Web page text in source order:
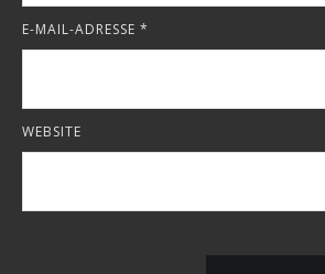
E-MAIL-ADRESSE *
WEBSITE